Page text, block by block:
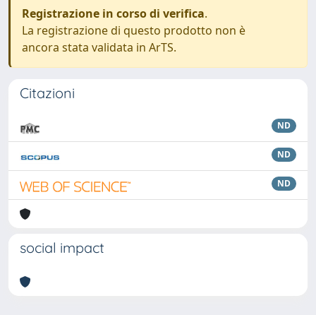
Registrazione in corso di verifica.
La registrazione di questo prodotto non è
ancora stata validata in ArTS.
Citazioni
ND
ND
ND
social impact